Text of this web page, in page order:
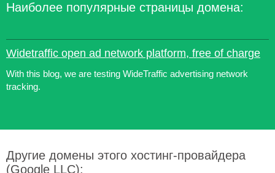
Наиболее популярные страницы домена:
Widetraffic open ad network platform, free of charge
With this blog, we are testing WideTraffic advertising network
tracking.
Другие домены этого хостинг-провайдера
(Google LLC):